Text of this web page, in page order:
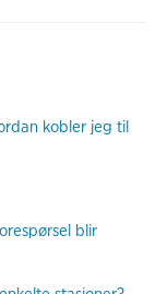
kobler jeg til
blir